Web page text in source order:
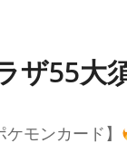
ザ55大
モンカード】